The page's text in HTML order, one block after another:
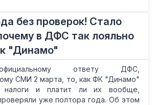
без проверок! Стало
в ДФС так лояльно
"Динамо"
ответу ДФС,
СМИ 2 марта, то, как ФК "Динамо"
налоги и платит ли их вообще,
уже полтора года. Об этом